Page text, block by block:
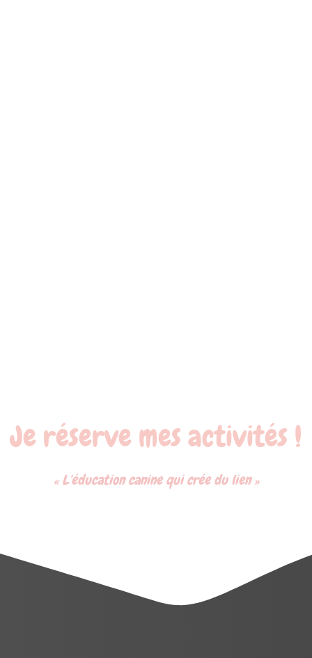
Je réserve mes activités !
« L'éducation canine qui crée du lien »